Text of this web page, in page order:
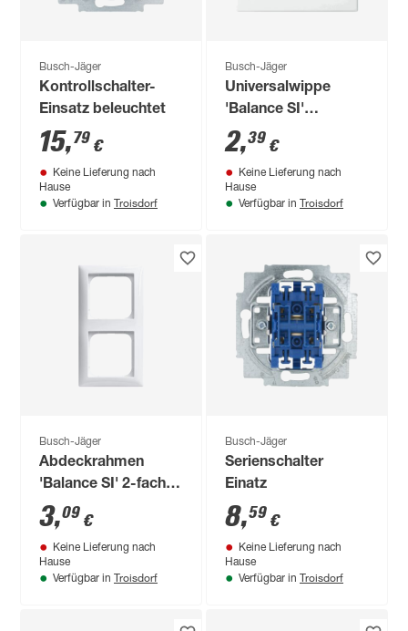
Busch-Jäger
Kontrollschalter-
Einsatz beleuchtet
15,79 €
Keine Lieferung nach
Hause
Verfügbar in Troisdorf
Busch-Jäger
Universalwippe
'Balance SI'
alpinweiß
2,39 €
Keine Lieferung nach
Hause
Verfügbar in Troisdorf
Busch-Jäger
Abdeckrahmen
'Balance SI' 2-fach
alpinweiß
3,09 €
Keine Lieferung nach
Hause
Verfügbar in Troisdorf
Busch-Jäger
Serienschalter
Einatz
8,59 €
Keine Lieferung nach
Hause
Verfügbar in Troisdorf